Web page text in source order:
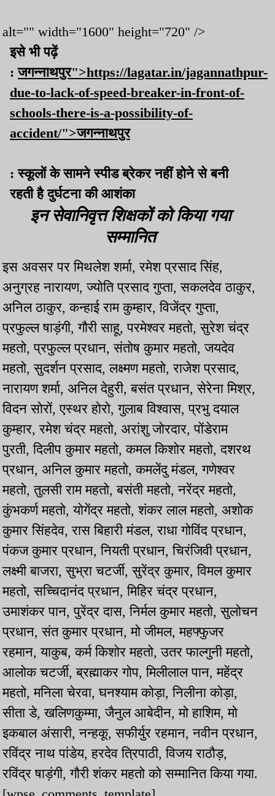
alt="" width="1600" height="720" />
इसे भी पढ़ें
:जगन्नाथपुर">https://lagatar.in/jagannathpur-
due-to-lack-of-speed-breaker-in-front-of-
schools-there-is-a-possibility-of-
accident/">जगन्नाथपुर
: स्कूलों के सामने स्पीड ब्रेकर नहीं होने से बनी
रहती है दुर्घटना की आशंका
इन सेवानिवृत्त शिक्षकों को किया गया
सम्मानित
इस अवसर पर मिथलेश शर्मा, रमेश प्रसाद सिंह,
अनुग्रह नारायण, ज्योति प्रसाद गुप्ता, सकलदेव ठाकुर,
अनिल ठाकुर, कन्हाई राम कुम्हार, विजेंद्र गुप्ता,
प्रफुल्ल षाड़ंगी, गौरी साहू, परमेश्वर महतो, सुरेश चंद्र
महतो, प्रफुल्ल प्रधान, संतोष कुमार महतो, जयदेव
महतो, सुदर्शन प्रसाद, लक्ष्मण महतो, राजेश प्रसाद,
नारायण शर्मा, अनिल देहुरी, बसंत प्रधान, सेरेना मिश्र,
विदन सोरों, एस्थर होरो, गुलाब विश्वास, प्रभु दयाल
कुम्हार, रमेश चंद्र महतो, अरांशु जोरदार, पोंडेराम
पुरती, दिलीप कुमार महतो, कमल किशोर महतो, दशरथ
प्रधान, अनिल कुमार महतो, कमलेंदु मंडल, गणेश्वर
महतो, तुलसी राम महतो, बसंती महतो, नरेंद्र महतो,
कुंभकर्ण महतो, योगेंद्र महतो, शंकर लाल महतो, अशोक
कुमार सिंहदेव, रास बिहारी मंडल, राधा गोविंद प्रधान,
पंकज कुमार प्रधान, नियती प्रधान, चिरंजिवी प्रधान,
लक्ष्मी बाजरा, सुभ्रा चटर्जी, सुरेंद्र कुमार, विमल कुमार
महतो, सच्चिदानंद प्रधान, मिहिर चंद्र प्रधान,
उमाशंकर पान, पुरेंद्र दास, निर्मल कुमार महतो, सुलोचन
प्रधान, संत कुमार प्रधान, मो जीमल, महफ्फुजर
रहमान, याकुब, कर्म किशोर महतो, उतर फाल्गुनी महतो,
आलोक चटर्जी, ब्रह्माकर गोप, मिलीलाल पान, महेंद्र
महतो, मनिला चेरवा, घनश्याम कोड़ा, निलीना कोड़ा,
सीता डे, खलिणकुम्मा, जैनुल आबेदीन, मो हाशिम, मो
इकबाल अंसारी, नन्हकू, सफीर्युर रहमान, नवीन प्रधान,
रविंद्र नाथ पांडेय, हरदेव त्रिपाठी, विजय राठौड़,
रविंद्र षाड़ंगी, गौरी शंकर महतो को सम्मानित किया गया.